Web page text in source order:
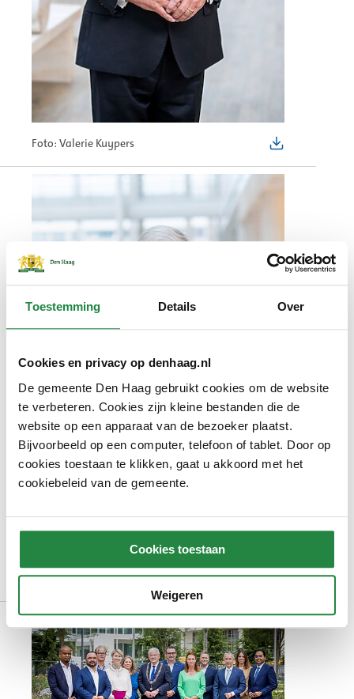
Toestemming Details Over
Cookies en privacy op denhaag.nl
De gemeente Den Haag gebruikt cookies om de website
te verbeteren. Cookies zijn kleine bestanden die de
website op een apparaat van de bezoeker plaatst.
Bijvoorbeeld op een computer, telefoon of tablet. Door op
cookies toestaan te klikken, gaat u akkoord met het
cookiebeleid van de gemeente.
Cookies toestaan
Weigeren
Foto: Valerie Kuypers
Foto: Arenda Oomen